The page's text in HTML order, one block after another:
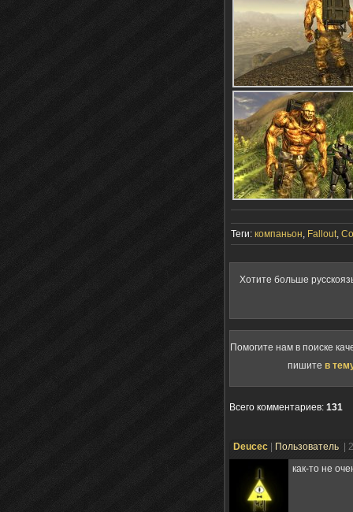
Теги: компаньон, Fallout,
Хотите больше
Помогите нам в поиске
пишите в
Всего комментариев: 131
Deucec Пользователь
|
как-то не